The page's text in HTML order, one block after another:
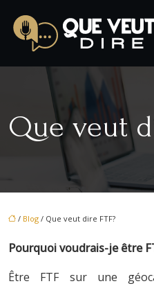
Que veut
/ Blog / Que veut dire FTF?
Pourquoi voudrais-je être
Être FTF sur une